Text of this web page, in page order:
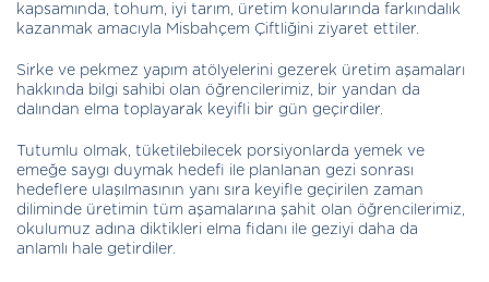
kapsamında, tohum, iyi tarım, üretim konularında farkındalık
kazanmak amacıyla Misbahçem Çiftliğini ziyaret ettiler.
Sirke ve pekmez yapım atölyelerini gezerek üretim aşamaları
hakkında bilgi sahibi olan öğrencilerimiz, bir yandan da
dalından elma toplayarak keyifli bir gün geçirdiler.
Tutumlu olmak, tüketilebilecek porsiyonlarda yemek ve
emeğe saygı duymak hedefi ile planlanan gezi sonrası
hedeflere ulaşılmasının yanı sıra keyifle geçirilen zaman
diliminde üretimin tüm aşamalarına şahit olan öğrencilerimiz,
okulumuz adına diktikleri elma fidanı ile geziyi daha da
anlamlı hale getirdiler.